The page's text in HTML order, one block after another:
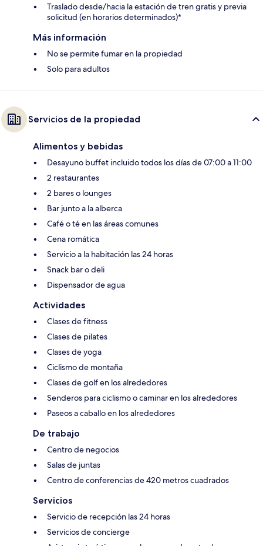
Traslado desde/hacia la estación de tren gratis y previa
solicitud (en horarios determinados)*
Más información
No se permite fumar en la propiedad
Solo para adultos
Servicios de la propiedad
Alimentos y bebidas
Desayuno buffet incluido todos los días de 07:00 a 11:00
2 restaurantes
2 bares o lounges
Bar junto a la alberca
Café o té en las áreas comunes
Cena romática
Servicio a la habitación las 24 horas
Snack bar o deli
Dispensador de agua
Actividades
Clases de fitness
Clases de pilates
Clases de yoga
Ciclismo de montaña
Clases de golf en los alrededores
Senderos para ciclismo o caminar en los alrededores
Paseos a caballo en los alrededores
De trabajo
Centro de negocios
Salas de juntas
Centro de conferencias de 420 metros cuadrados
Servicios
Servicio de recepción las 24 horas
Servicios de concierge